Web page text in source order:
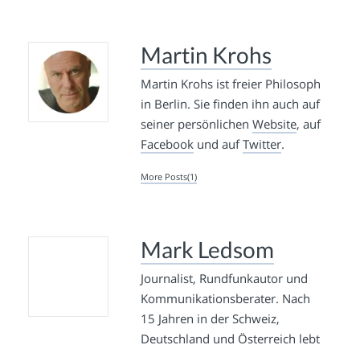
Martin Krohs
Martin Krohs ist freier Philosoph
in Berlin. Sie finden ihn auch auf
seiner persönlichen Website, auf
Facebook und aufTwitter.
More Posts(1)
Mark Ledsom
Journalist, Rundfunkautor und
Kommunikationsberater. Nach
15 Jahren in der Schweiz,
Deutschland und Österreich lebt